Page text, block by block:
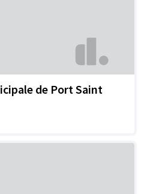
de Port Saint